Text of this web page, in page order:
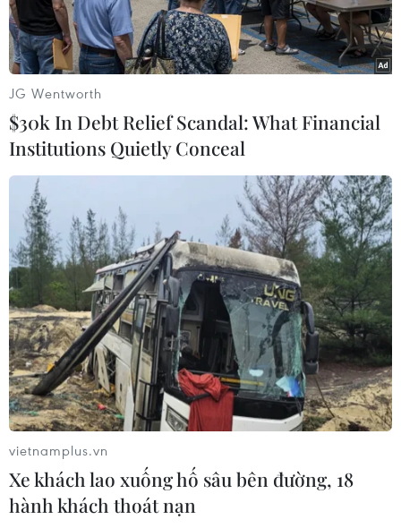
Tên lửa đẩy Trường Chinh 38 mang theo tàu thăm dò Mặt
Trăng Hằng Nga 4 rời bệ phóng tại Trung tâm vệ tinh Tây
Xương. (Nguồn: THX/TTXVN)
Truyền thông Trung Quốc đưa tin tàu thăm dò
Mặt Trăng có tên Hằng Nga 4 (Chang’e- 4) đã
được phóng vào rạng sáng ngày 8/12 và dự kiến
sẽ lần đầu tiên đáp xuống vùng tối của Mặt
Trăng trong thời gian tới.
Theo các nguồn tin, tên lửa đẩy Trường Chinh
38, mang theo tàu thăm dò, đã được phóng đi từ
Trung tâm Phóng vệ tinh Tây Xương ở tỉnh Tứ
JG Wentworth
$30k In Debt Relief Scandal: What Financial
Institutions Quietly Conceal
vietnamplus.vn
Xe khách lao xuống hố sâu bên đường, 18
hành khách thoát nạn